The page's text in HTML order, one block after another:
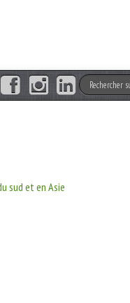
sud et en Asie